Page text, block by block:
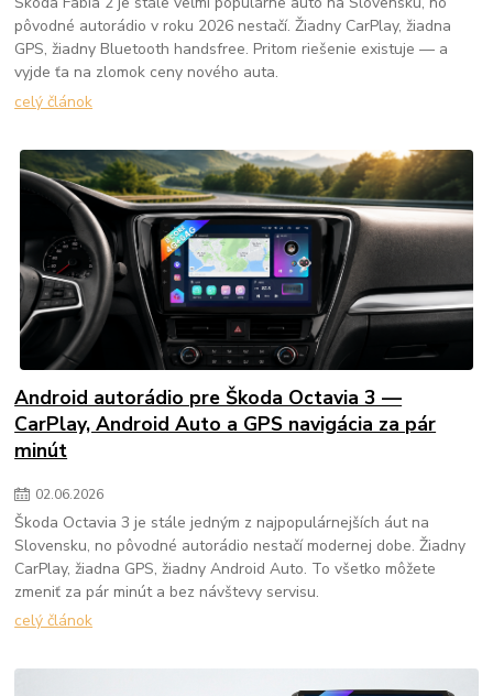
pôvodné autorádio v roku 2026 nestačí. Žiadny CarPlay, žiadna
GPS, žiadny Bluetooth handsfree. Pritom riešenie existuje — a
vyjde ťa na zlomok ceny nového auta.
celý článok
Android autorádio pre Škoda Octavia 3 —
CarPlay, Android Auto a GPS navigácia za pár
minút
02.06.2026
Škoda Octavia 3 je stále jedným z najpopulárnejších áut na
Slovensku, no pôvodné autorádio nestačí modernej dobe. Žiadny
CarPlay, žiadna GPS, žiadny Android Auto. To všetko môžete
zmeniť za pár minút a bez návštevy servisu.
celý článok